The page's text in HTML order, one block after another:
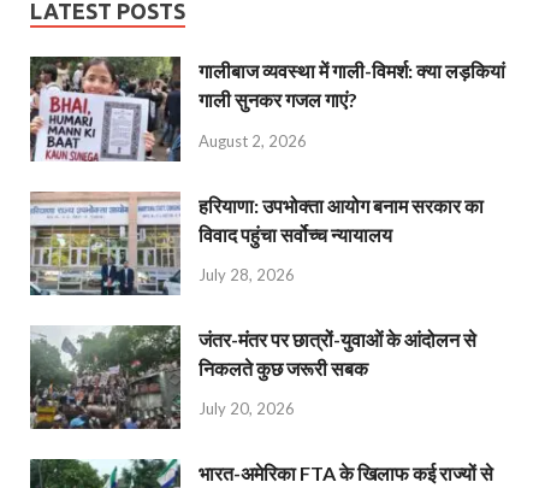
LATEST POSTS
गालीबाज व्‍यवस्‍था में गाली-विमर्श: क्या लड़कियां
गाली सुनकर गजल गाएं?
August 2, 2026
हरियाणा: उपभोक्ता आयोग बनाम सरकार का
विवाद पहुंचा सर्वोच्च न्यायालय
July 28, 2026
जंतर-मंतर पर छात्रों-युवाओं के आंदोलन से
निकलते कुछ जरूरी सबक
July 20, 2026
भारत-अमेरिका FTA के खिलाफ कई राज्यों से